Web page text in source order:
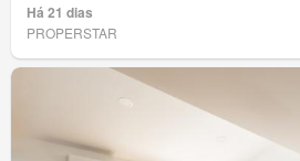
Há 21 dias
PROPERSTAR